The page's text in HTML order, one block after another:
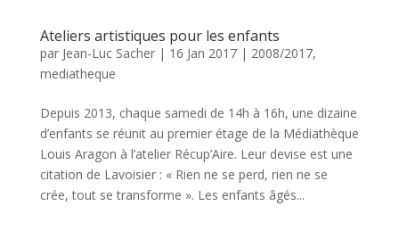
Ateliers artistiques pour les enfants
par Jean-Luc Sacher| 16 Jan 2017| 2008/2017,
mediatheque
Depuis 2013, chaque samedi de 14h à 16h, une dizaine
d’enfants se réunit au premier étage de la Médiathèque
Louis Aragon à l’atelier Récup’Aire. Leur devise est une
citation de Lavoisier : « Rien ne se perd, rien ne se
crée, tout se transforme ». Les enfants âgés...